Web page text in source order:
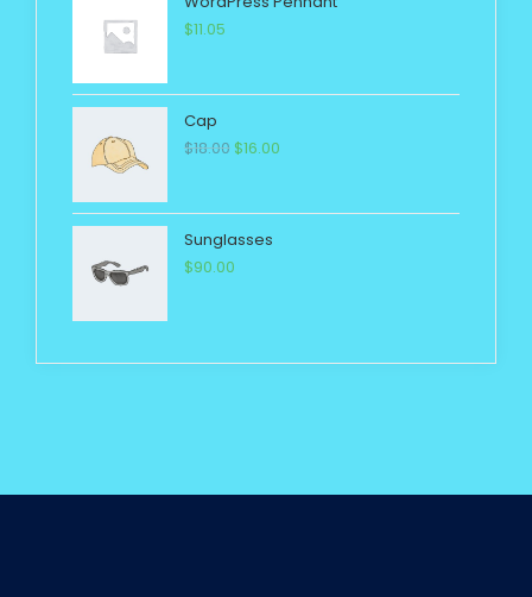
$11.05
Cap
$18.00 $16.00
Sunglasses
$90.00